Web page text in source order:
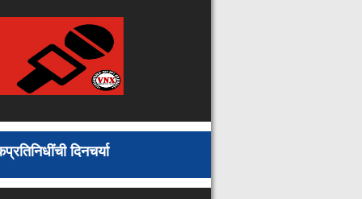
आढावा बैठक : नवनियुक्त पदाधिकाऱ्यांचा
भामरागड पोलिसांच्या पुढाकाराने भव्य कृषी
मेळावा : शेतकऱ्यांना शासकीय योजनांसह
कृषी साहित्याचे मोफत वितरण
आदेशाला स्थगिती
दिनचर्या